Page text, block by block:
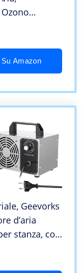
per
Amazon
Geevorks
d’aria
stanza, con
e